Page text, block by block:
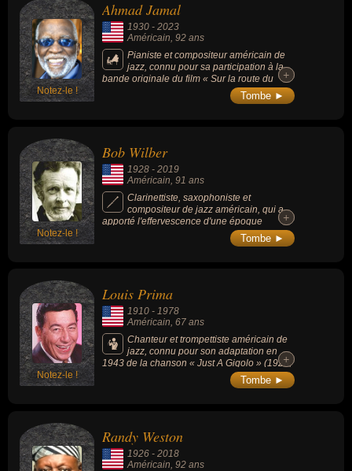
morceaux durablement appréciés tels « Blue
Rondo a la Turk » (1959), « Take Five »
(1959) et « Three to Get Ready » (1959).
Notez-le !
Ahmad Jamal
1930 - 2023
Américain, 92 ans
Pianiste et compositeur américain de
jazz, connu pour sa participation à la
bande originale du film « Sur la route du
Madison » (1995, drame romantique de Clint
Eastwood) et pour avoir influencé le
+
+
Tombe ►
Notez-le !
Bob Wilber
1928 - 2019
Américain , 91 ans
Clarinettiste, saxophoniste et
compositeur de jazz américain, qui a
apporté l'effervescence d'une époque
révolue à de nouveaux publics. Il a collaboré
avec de nombreux musiciens parmi les
+
+
Tombe ►
Notez-le !
Louis Prima
1910 - 1978
Américain, 67 ans
Chanteur et trompettiste américain de
jazz, connu pour son adaptation en
1943 de la chanson « Just A Gigolo » (1928,
Leonello Casucci), mais aussi « I Wan'na Be
Like You » ou « Bouna sera ». Épouse les
personnalité mélodieuse. Il a aussi collaboré
à la réalisation de plusieurs films de Disney
en tant qu'acteur et doubleur.
+
+
Tombe ►
Randy Weston
1926 - 2018
Américain , 92 ans